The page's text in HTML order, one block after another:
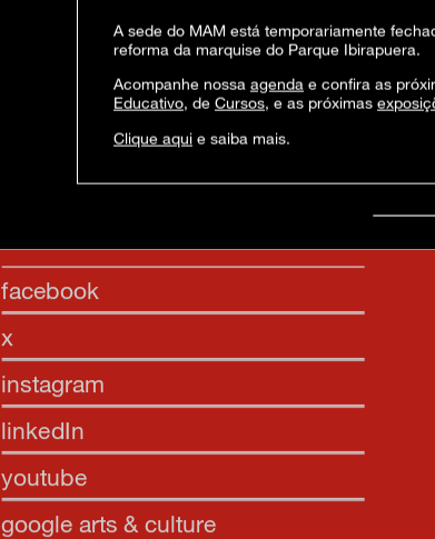
facebook
x
instagram
linkedIn
youtube
google arts & culture
A sede do MAM está temporariamente
reforma da marquise do Parque Ibirapuera.
Acompanhe nossa agenda e confira as
Educativo, de Cursos, e as próximas
Clique aqui e saiba mais.